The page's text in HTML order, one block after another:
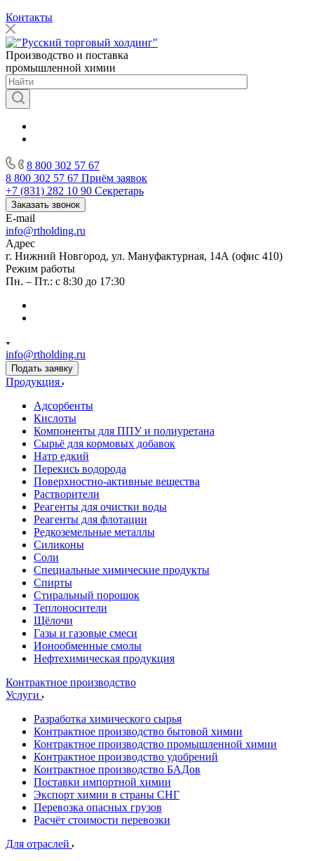
Контакты
Производство и поставка
промышленной химии
8 800 302 57 67
8 800 302 57 67 Приём заявок
+7 (831) 282 10 90 Секретарь
Заказать звонок
E-mail
info@rtholding.ru
Адрес
г. Нижний Новгород, ул. Мануфактурная, 14А (офис 410)
Режим работы
Пн. – Пт.: с 8:30 до 17:30
info@rtholding.ru
Подать заявку
Продукция
Адсорбенты
Кислоты
Компоненты для ППУ и полиуретана
Сырьё для кормовых добавок
Натр едкий
Перекись водорода
Поверхностно-активные вещества
Растворители
Реагенты для очистки воды
Реагенты для флотации
Редкоземельные металлы
Силиконы
Соли
Специальные химические продукты
Спирты
Стиральный порошок
Теплоносители
Щёлочи
Газы и газовые смеси
Ионообменные смолы
Нефтехимическая продукция
Контрактное производство
Услуги
Разработка химического сырья
Контрактное производство бытовой химии
Контрактное производство промышленной химии
Контрактное производство удобрений
Контрактное производство БАДов
Поставки импортной химии
Экспорт химии в страны СНГ
Перевозка опасных грузов
Расчёт стоимости перевозки
Для отраслей